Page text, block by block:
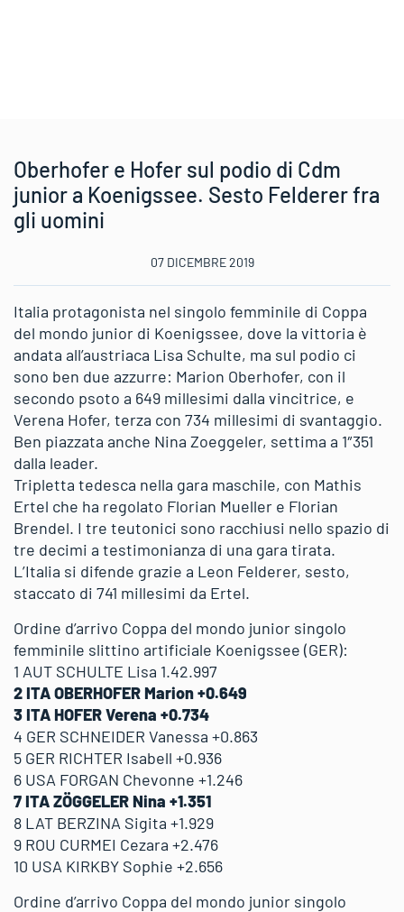
Oberhofer e Hofer sul podio di Cdm
junior a Koenigssee. Sesto Felderer fra
gli uomini
07 DICEMBRE 2019
Italia protagonista nel singolo femminile di Coppa
del mondo junior di Koenigssee, dove la vittoria è
andata all’austriaca Lisa Schulte, ma sul podio ci
sono ben due azzurre: Marion Oberhofer, con il
secondo psoto a 649 millesimi dalla vincitrice, e
Verena Hofer, terza con 734 millesimi di svantaggio.
Ben piazzata anche Nina Zoeggeler, settima a 1″351
dalla leader.
Tripletta tedesca nella gara maschile, con Mathis
Ertel che ha regolato Florian Mueller e Florian
Brendel. I tre teutonici sono racchiusi nello spazio di
tre decimi a testimonianza di una gara tirata.
L’Italia si difende grazie a Leon Felderer, sesto,
staccato di 741 millesimi da Ertel.
Ordine d’arrivo Coppa del mondo junior singolo
femminile slittino artificiale Koenigssee (GER):
1 AUT SCHULTE Lisa 1.42.997
2 ITA OBERHOFER Marion +0.649
3 ITA HOFER Verena +0.734
4 GER SCHNEIDER Vanessa +0.863
5 GER RICHTER Isabell +0.936
6 USA FORGAN Chevonne +1.246
7 ITA ZÖGGELER Nina +1.351
8 LAT BERZINA Sigita +1.929
9 ROU CURMEI Cezara +2.476
10 USA KIRKBY Sophie +2.656
Ordine d’arrivo Coppa del mondo junior singolo